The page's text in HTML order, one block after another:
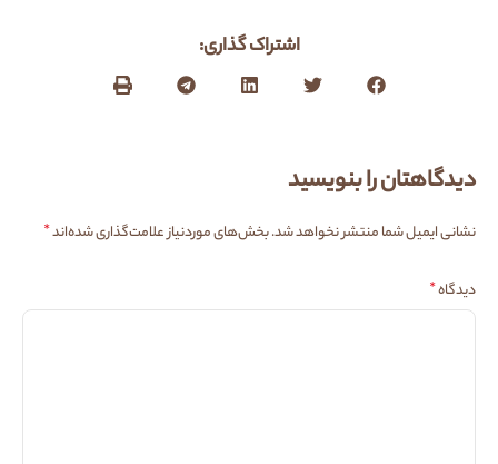
اشتراک گذاری:
دیدگاهتان را بنویسید
نشانی ایمیل شما منتشر نخواهد شد.بخش‌های موردنیاز علامت‌گذاری شده‌اند*
دیدگاه*